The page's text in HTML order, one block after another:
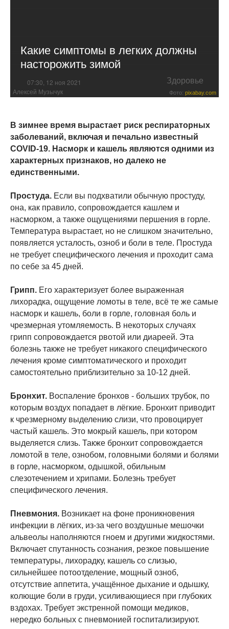
Какие симптомы в легких должны
насторожить зимой
07:30, 12 ноя 2021 Здоровье
Алексей Музычук Фото: pixabay.com
В зимнее время вырастает риск респираторных
заболеваний, включая и печально известный
COVID-19. Насморк и кашель являются одними из
характерных признаков, но далеко не
единственными.
Простуда. Если вы подхватили обычную простуду,
она, как правило, сопровождается кашлем и
насморком, а также ощущениями першения в горле.
Температура вырастает, но не слишком значительно,
появляется усталость, озноб и боли в теле. Простуда
не требует специфического лечения и проходит сама
по себе за 45 дней.
Грипп. Его характеризует более выраженная
лихорадка, ощущение ломоты в теле, всё те же самые
насморк и кашель, боли в горле, головная боль и
чрезмерная утомляемость. В некоторых случаях
грипп сопровождается рвотой или диареей. Эта
болезнь также не требует никакого специфического
лечения кроме симптоматического и проходит
самостоятельно приблизительно за 10-12 дней.
Бронхит. Воспаление бронхов - больших трубок, по
которым воздух попадает в лёгкие. Бронхит приводит
к чрезмерному выделению слизи, что провоцирует
частый кашель. Это мокрый кашель, при котором
выделяется слизь. Также бронхит сопровождается
ломотой в теле, ознобом, головными болями и болями
в горле, насморком, одышкой, обильным
слезотечением и хрипами. Болезнь требует
специфического лечения.
Пневмония. Возникает на фоне проникновения
инфекции в лёгких, из-за чего воздушные мешочки
альвеолы наполняются гноем и другими жидкостями.
Включает спутанность сознания, резкое повышение
температуры, лихорадку, кашель со слизью,
сильнейшее потоотделение, мощный озноб,
отсутствие аппетита, учащённое дыхание и одышку,
колющие боли в груди, усиливающиеся при глубоких
вздохах. Требует экстренной помощи медиков,
нередко больных с пневмонией госпитализируют.